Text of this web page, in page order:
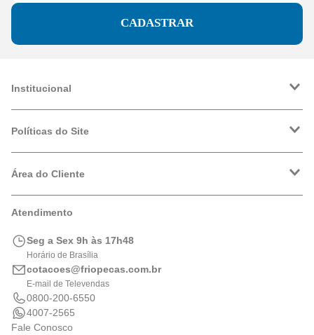
CADASTRAR
Institucional
Trabalhe Conosco
Políticas do Site
Política de Privacidade
Logística
Área do Cliente
Meus Pedidos
Portal de Boletos
Atendimento
Seg a Sex 9h às 17h48
Horário de Brasília
cotacoes@friopecas.com.br
E-mail de Televendas
0800-200-6550
4007-2565
Fale Conosco